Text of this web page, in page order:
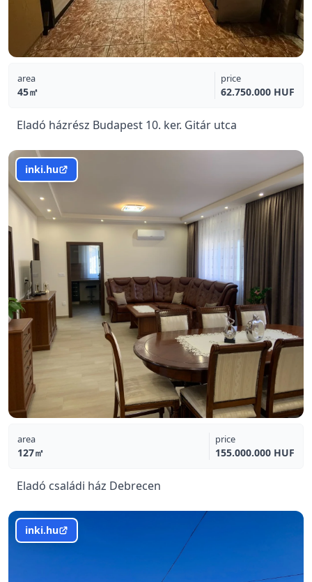
area
45㎡
price
62.750.000 HUF
Eladó házrész Budapest 10. ker. Gitár utca
inki.hu
area
127㎡
price
155.000.000 HUF
Eladó családi ház Debrecen
inki.hu